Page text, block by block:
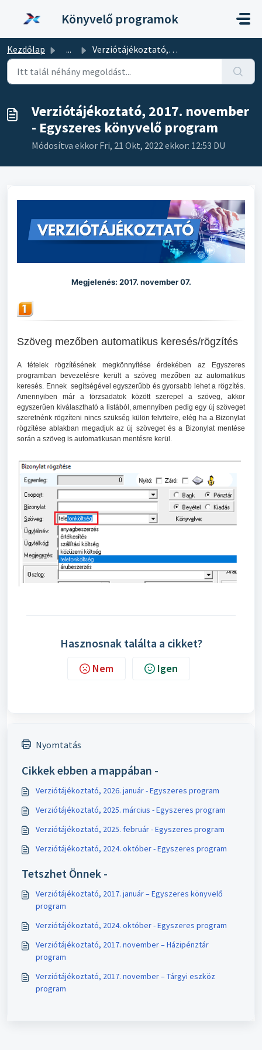
Könyvelő programok
Kezdőlap ... Verziótájékoztató, 2017. november - Egyszeres könyvelő pr...
Verziótájékoztató, 2017. november
- Egyszeres könyvelő program
Módosítva ekkor Fri, 21 Okt, 2022 ekkor: 12:53 DU
Megjelenés: 2017. november 07.
Szöveg mezőben automatikus keresés/rögzítés
A tételek rögzítésének megkönnyítése érdekében az Egyszeres
programban bevezetésre került a szöveg mezőben az automatikus
keresés. Ennek segítségével egyszerűbb és gyorsabb lehet a rögzítés.
Amennyiben már a törzsadatok között szerepel a szöveg, akkor
egyszerűen kiválasztható a listából, amennyiben pedig egy új szöveget
szeretnénk rögzíteni nincs szükség külön felvitelre, elég ha a Bizonylat
rögzítése ablakban megadjuk az új szöveget és a Bizonylat mentése
során a szöveg is automatikusan mentésre kerül.
Hasznosnak találta a cikket?
Nem Igen
Nyomtatás
Cikkek ebben a mappában -
Verziótájékoztató, 2026. január - Egyszeres program
Verziótájékoztató, 2025. március - Egyszeres program
Verziótájékoztató, 2025. február - Egyszeres program
Verziótájékoztató, 2024. október - Egyszeres program
Tetszhet Önnek -
Verziótájékoztató, 2017. január – Egyszeres könyvelő
program
Verziótájékoztató, 2024. október - Egyszeres program
Verziótájékoztató, 2017. november – Házipénztár
program
Verziótájékoztató, 2017. november – Tárgyi eszköz
program